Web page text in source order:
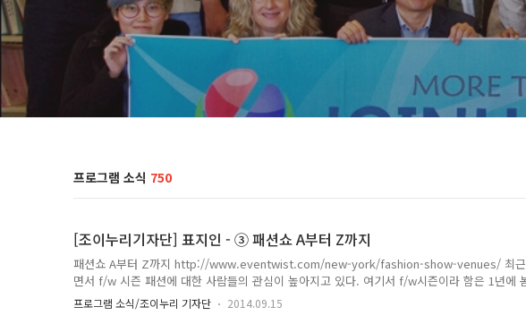
프로그램 소식 750
[조이누리기자단] 표지인 - ③ 패션쇼 A부터 Z까지
패션쇼 A부터 Z까지 http://www.eventwist.com/new-york/fashion-show-venues/ 최근
면서 f/w 시즌 패션에 대한 사람들의 관심이 높아지고 있다. 여기서 f/w시즌이라 함은 1년에
을, 겨울로 나눠 두 차례의 패션쇼를 하는데 그 중 가을, 겨울의 의복에 대한 쇼를 말한다. 패션
디서 어떻게 시작되었는지 알 수 없을 정도로 아주 예전부터 계속 진행된 일종의 축제이다.패션
프로그램 소식/조이누리 기자단 2014.09.15